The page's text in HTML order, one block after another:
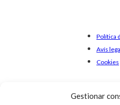
Gestionar
Política
Avís
Cookies